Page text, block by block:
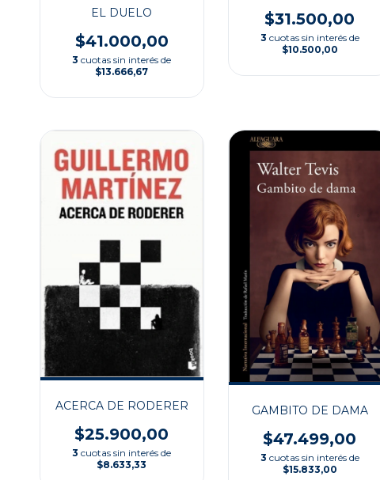
EL DUELO
$41.000,00
3 cuotas sin interés de
$13.666,67
$31.500,00
3 cuotas sin interés de
$10.500,00
ACERCA DE RODERER
$25.900,00
3 cuotas sin interés de
$8.633,33
GAMBITO DE DAMA
$47.499,00
3 cuotas sin interés de
$15.833,00